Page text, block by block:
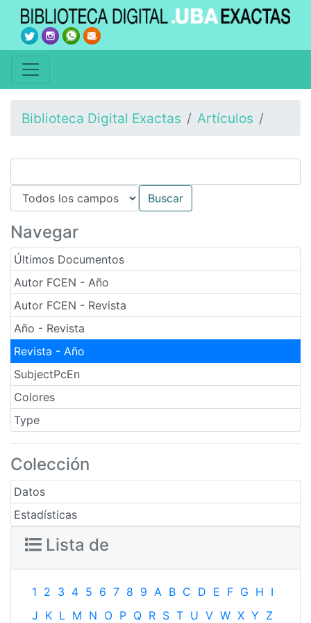
Biblioteca Digital Exactas Artículos
Navegar
Últimos Documentos
Autor FCEN - Año
Autor FCEN - Revista
Año - Revista
Revista - Año
SubjectPcEn
Colores
Type
Colección
Datos
Estadísticas
Lista de
1 2 3 4 5 6 7 8 9 A B C D E F G H I
J K L M N O P Q R S T U V W X Y Z